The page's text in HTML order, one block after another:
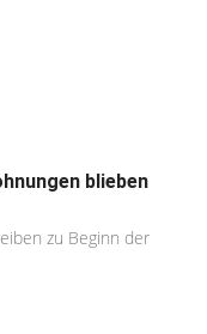
blieben
zu Beginn der